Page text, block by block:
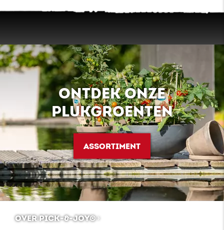
ONTDEK ONZE
PLUKGROENTEN
ASSORTIMENT
OVER PICK-&-JOY®